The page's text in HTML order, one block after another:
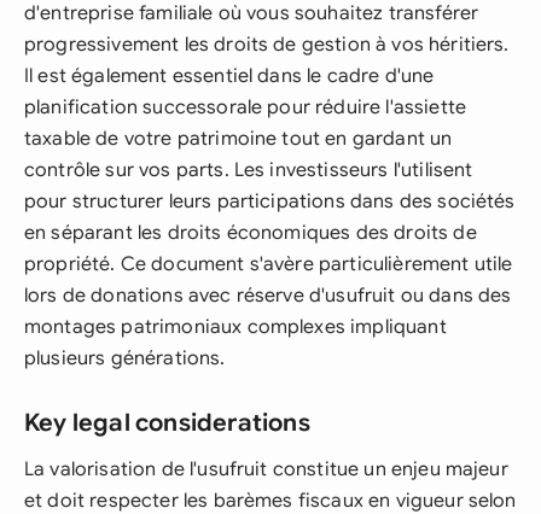
d'entreprise familiale où vous souhaitez transférer
progressivement les droits de gestion à vos héritiers.
Il est également essentiel dans le cadre d'une
planification successorale pour réduire l'assiette
taxable de votre patrimoine tout en gardant un
contrôle sur vos parts. Les investisseurs l'utilisent
pour structurer leurs participations dans des sociétés
en séparant les droits économiques des droits de
propriété. Ce document s'avère particulièrement utile
lors de donations avec réserve d'usufruit ou dans des
montages patrimoniaux complexes impliquant
plusieurs générations.
Key legal considerations
La valorisation de l'usufruit constitue un enjeu majeur
et doit respecter les barèmes fiscaux en vigueur selon